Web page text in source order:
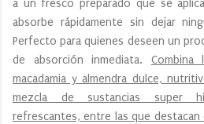
a un fresco preparado que se
absorbe rápidamente sin dejar
Perfecto para quienes deseen un
de absorción inmediata. Combina
macadamia y almendra dulce,
mezcla de sustancias super
refrescantes, entre las que destacan